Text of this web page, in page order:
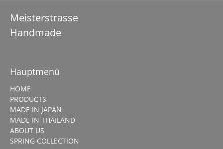
Meisterstrasse
Handmade
Hauptmenü
HOME
PRODUCTS
MADE IN JAPAN
MADE IN THAILAND
ABOUT US
SPRING COLLECTION